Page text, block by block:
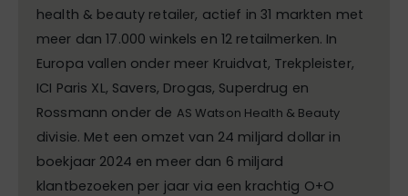
health & beauty retailer, actief in 31 markten met
meer dan 17.000 winkels en 12 retailmerken. In
Europa vallen onder meer Kruidvat, Trekpleister,
ICI Paris XL, Savers, Drogas, Superdrug en
Rossmann onder de AS Watson Health & Beauty
divisie. Met een omzet van 24 miljard dollar in
boekjaar 2024 en meer dan 6 miljard
klantbezoeken per jaar via een krachtig O+O